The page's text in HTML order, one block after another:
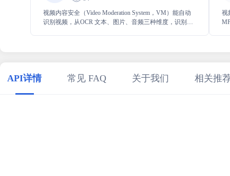
视频内容安全（Video Moderation System，VM）能自动
识别视频，从OCR 文本、图片、音频三种维度，识别并
视
API详情 常见 FAQ 关于我们 相关推